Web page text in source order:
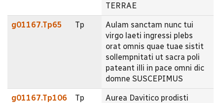
TERRAE
g01167.Tp65 Tp
Aulam sanctam nunc tui
virgo laeti ingressi plebs
orat omnis quae tuae sistit
sollempnitati ut sacra poli
pateant illi in pace omni dic
domne SUSCEPIMUS
g01167.Tp106 Tp
Aurea Davitico prodisti